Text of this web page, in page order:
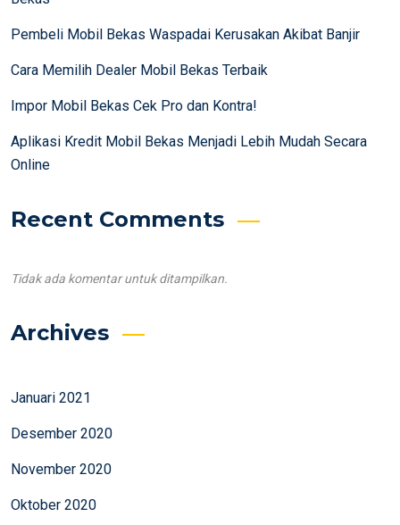
Pembeli Mobil Bekas Waspadai Kerusakan Akibat Banjir
Cara Memilih Dealer Mobil Bekas Terbaik
Impor Mobil Bekas Cek Pro dan Kontra!
Aplikasi Kredit Mobil Bekas Menjadi Lebih Mudah Secara
Online
Recent Comments
Tidak ada komentar untuk ditampilkan.
Archives
Januari 2021
Desember 2020
November 2020
Oktober 2020